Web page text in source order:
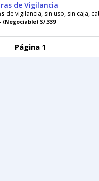
de Vigilancia
de vigilancia, sin uso, sin caja, cables de
- (Negociable) S/.339
Página 1